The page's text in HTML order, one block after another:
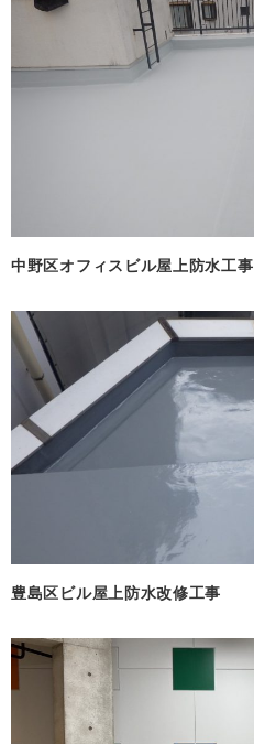
中野区オフィスビル屋上防水工事
豊島区ビル屋上防水改修工事